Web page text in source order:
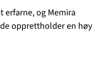
erfarne, og Memira
opprettholder en høy